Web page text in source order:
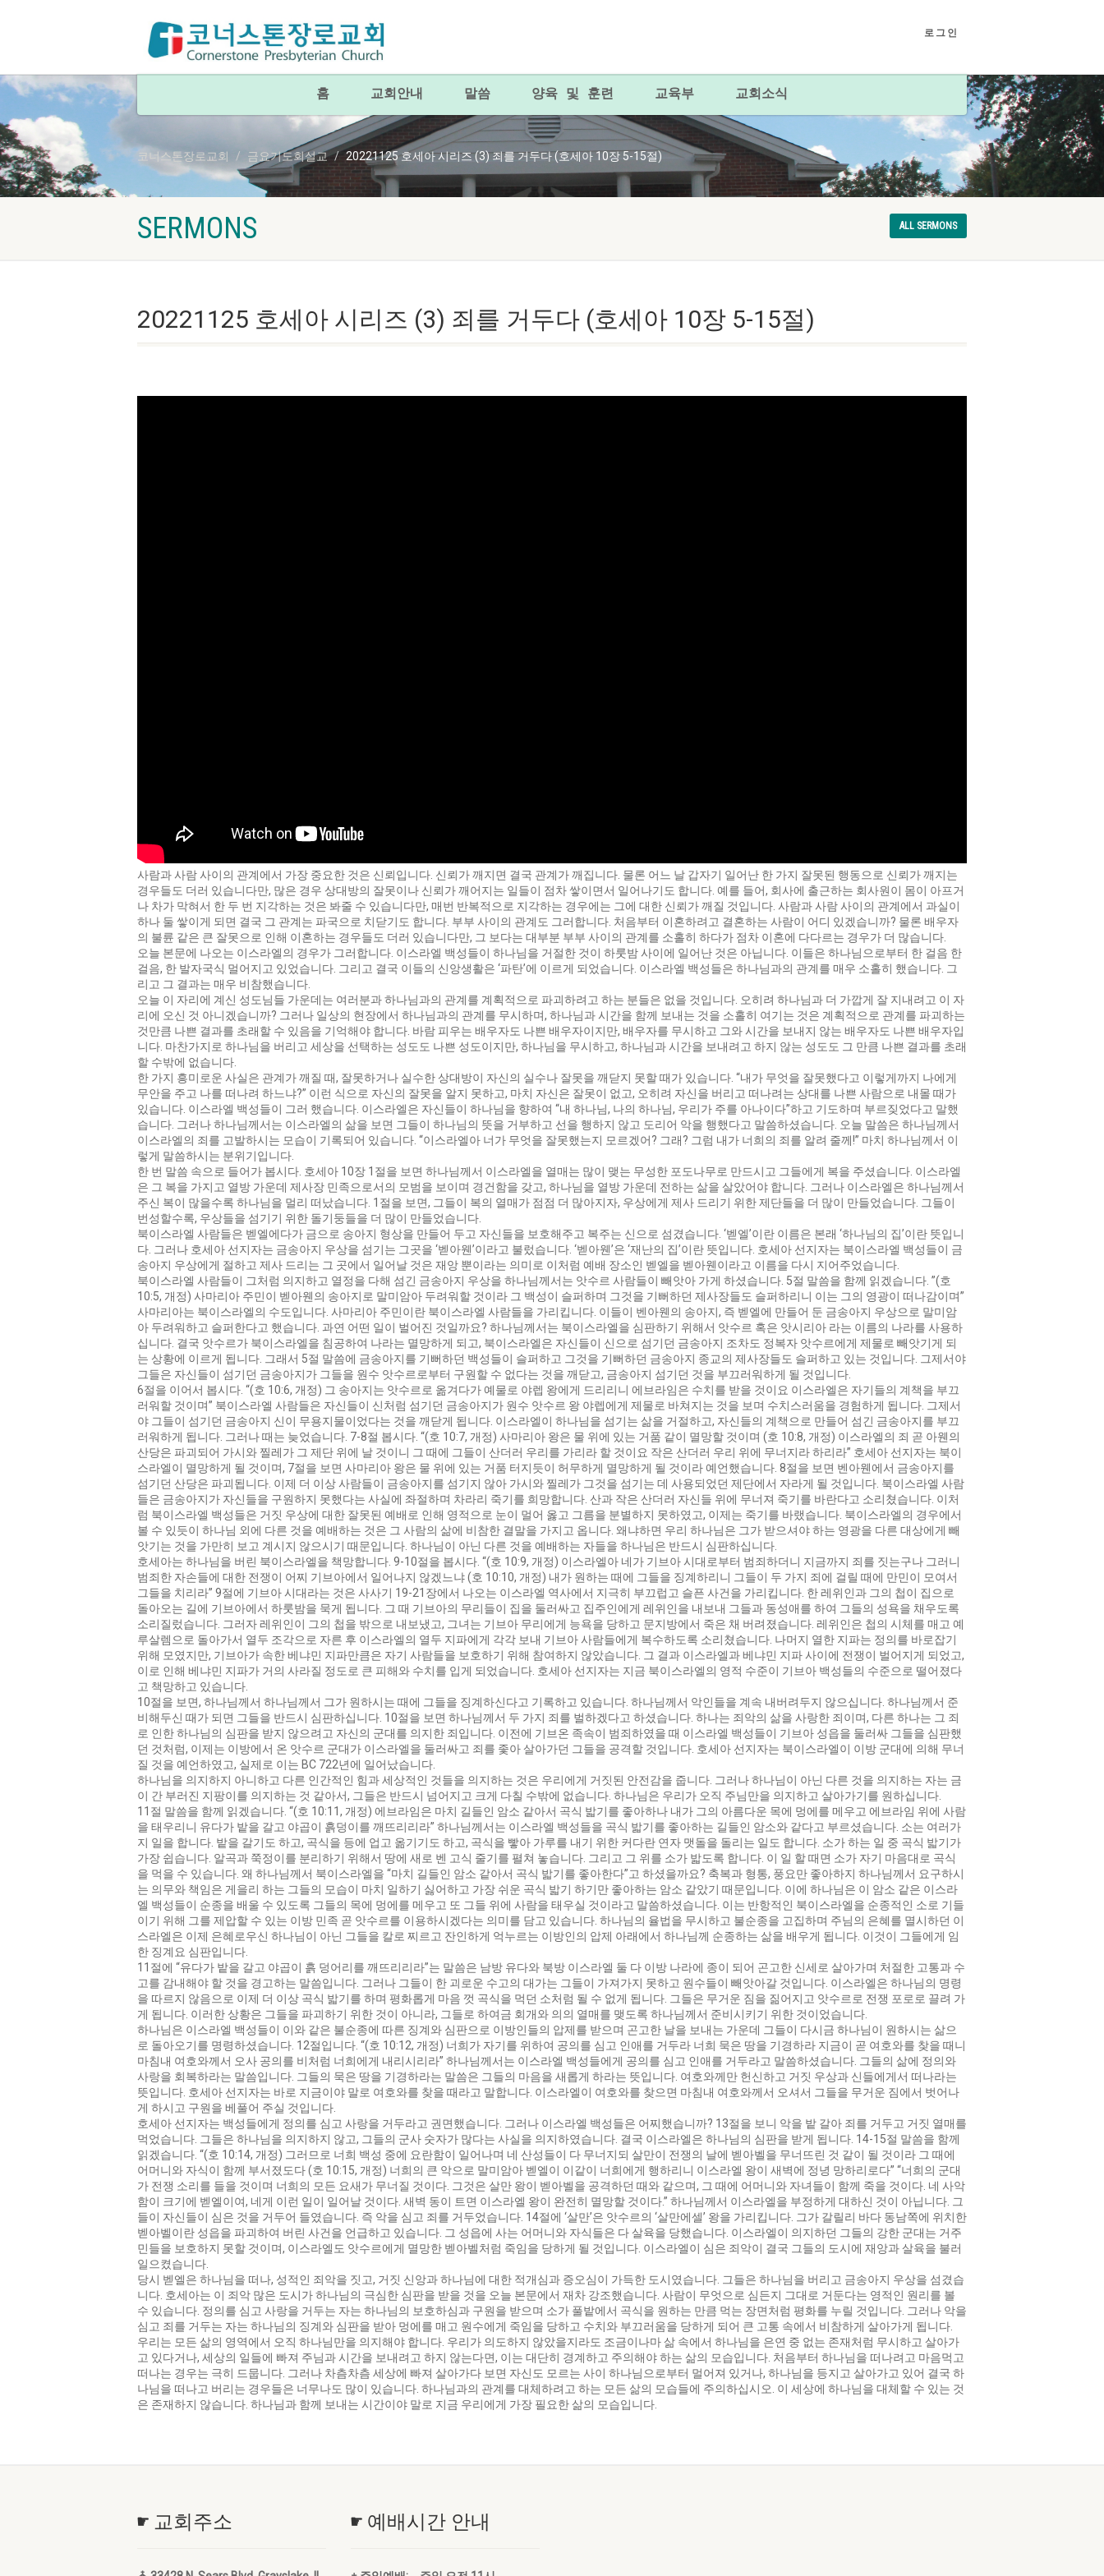
로그인
홈 교회안내 말씀 양육 및 훈련 교육부 교회소식
코너스톤장로교회 금요기도회설교 20221125 호세아 시리즈 (3) 죄를 거두다 (호세아 10장 5-15절)
SERMONS ALL SERMONS
20221125 호세아 시리즈 (3) 죄를 거두다 (호세아 10장 5-15절)
사람과 사람 사이의 관계에서 가장 중요한 것은 신뢰입니다. 신뢰가 깨지면 결국 관계가 깨집니다. 물론 어느 날 갑자기 일어난 한 가지 잘못된 행동으로 신뢰가 깨지는
경우들도 더러 있습니다만, 많은 경우 상대방의 잘못이나 신뢰가 깨어지는 일들이 점차 쌓이면서 일어나기도 합니다. 예를 들어, 회사에 출근하는 회사원이 몸이 아프거
나 차가 막혀서 한 두 번 지각하는 것은 봐줄 수 있습니다만, 매번 반복적으로 지각하는 경우에는 그에 대한 신뢰가 깨질 것입니다. 사람과 사람 사이의 관계에서 과실이
하나 둘 쌓이게 되면 결국 그 관계는 파국으로 치닫기도 합니다. 부부 사이의 관계도 그러합니다. 처음부터 이혼하려고 결혼하는 사람이 어디 있겠습니까? 물론 배우자
의 불륜 같은 큰 잘못으로 인해 이혼하는 경우들도 더러 있습니다만, 그 보다는 대부분 부부 사이의 관계를 소홀히 하다가 점차 이혼에 다다르는 경우가 더 많습니다.
오늘 본문에 나오는 이스라엘의 경우가 그러합니다. 이스라엘 백성들이 하나님을 거절한 것이 하룻밤 사이에 일어난 것은 아닙니다. 이들은 하나님으로부터 한 걸음 한
걸음, 한 발자국식 멀어지고 있었습니다. 그리고 결국 이들의 신앙생활은 ‘파탄’에 이르게 되었습니다. 이스라엘 백성들은 하나님과의 관계를 매우 소홀히 했습니다. 그
리고 그 결과는 매우 비참했습니다.
오늘 이 자리에 계신 성도님들 가운데는 여러분과 하나님과의 관계를 계획적으로 파괴하려고 하는 분들은 없을 것입니다. 오히려 하나님과 더 가깝게 잘 지내려고 이 자
리에 오신 것 아니겠습니까? 그러나 일상의 현장에서 하나님과의 관계를 무시하며, 하나님과 시간을 함께 보내는 것을 소홀히 여기는 것은 계획적으로 관계를 파괴하는
것만큼 나쁜 결과를 초래할 수 있음을 기억해야 합니다. 바람 피우는 배우자도 나쁜 배우자이지만, 배우자를 무시하고 그와 시간을 보내지 않는 배우자도 나쁜 배우자입
니다. 마찬가지로 하나님을 버리고 세상을 선택하는 성도도 나쁜 성도이지만, 하나님을 무시하고, 하나님과 시간을 보내려고 하지 않는 성도도 그 만큼 나쁜 결과를 초래
할 수밖에 없습니다.
한 가지 흥미로운 사실은 관계가 깨질 때, 잘못하거나 실수한 상대방이 자신의 실수나 잘못을 깨닫지 못할 때가 있습니다. “내가 무엇을 잘못했다고 이렇게까지 나에게
무안을 주고 나를 떠나려 하느냐?” 이런 식으로 자신의 잘못을 알지 못하고, 마치 자신은 잘못이 없고, 오히려 자신을 버리고 떠나려는 상대를 나쁜 사람으로 내몰 때가
있습니다. 이스라엘 백성들이 그러 했습니다. 이스라엘은 자신들이 하나님을 향하여 “내 하나님, 나의 하나님, 우리가 주를 아나이다”하고 기도하며 부르짖었다고 말했
습니다. 그러나 하나님께서는 이스라엘의 삶을 보면 그들이 하나님의 뜻을 거부하고 선을 행하지 않고 도리어 악을 행했다고 말씀하셨습니다. 오늘 말씀은 하나님께서
이스라엘의 죄를 고발하시는 모습이 기록되어 있습니다. “이스라엘아 너가 무엇을 잘못했는지 모르겠어? 그래? 그럼 내가 너희의 죄를 알려 줄께!” 마치 하나님께서 이
렇게 말씀하시는 분위기입니다.
한 번 말씀 속으로 들어가 봅시다. 호세아 10장 1절을 보면 하나님께서 이스라엘을 열매는 많이 맺는 무성한 포도나무로 만드시고 그들에게 복을 주셨습니다. 이스라엘
은 그 복을 가지고 열방 가운데 제사장 민족으로서의 모범을 보이며 경건함을 갖고, 하나님을 열방 가운데 전하는 삶을 살았어야 합니다. 그러나 이스라엘은 하나님께서
주신 복이 많을수록 하나님을 멀리 떠났습니다. 1절을 보면, 그들이 복의 열매가 점점 더 많아지자, 우상에게 제사 드리기 위한 제단들을 더 많이 만들었습니다. 그들이
번성할수록, 우상들을 섬기기 위한 돌기둥들을 더 많이 만들었습니다.
북이스라엘 사람들은 벧엘에다가 금으로 송아지 형상을 만들어 두고 자신들을 보호해주고 복주는 신으로 섬겼습니다. ‘벧엘’이란 이름은 본래 ‘하나님의 집’이란 뜻입니
다. 그러나 호세아 선지자는 금송아지 우상을 섬기는 그곳을 ‘벧아웬’이라고 불렀습니다. ‘벧아웬’은 ‘재난의 집’이란 뜻입니다. 호세아 선지자는 북이스라엘 백성들이 금
송아지 우상에게 절하고 제사 드리는 그 곳에서 일어날 것은 재앙 뿐이라는 의미로 이처럼 예배 장소인 벧엘을 벧아웬이라고 이름을 다시 지어주었습니다.
북이스라엘 사람들이 그처럼 의지하고 열정을 다해 섬긴 금송아지 우상을 하나님께서는 앗수르 사람들이 빼앗아 가게 하셨습니다. 5절 말씀을 함께 읽겠습니다. ”(호
10:5, 개정) 사마리아 주민이 벧아웬의 송아지로 말미암아 두려워할 것이라 그 백성이 슬퍼하며 그것을 기뻐하던 제사장들도 슬퍼하리니 이는 그의 영광이 떠나감이며”
사마리아는 북이스라엘의 수도입니다. 사마리아 주민이란 북이스라엘 사람들을 가리킵니다. 이들이 벤아웬의 송아지, 즉 벧엘에 만들어 둔 금송아지 우상으로 말미암
아 두려워하고 슬퍼한다고 했습니다. 과연 어떤 일이 벌어진 것일까요? 하나님께서는 북이스라엘을 심판하기 위해서 앗수르 혹은 앗시리아 라는 이름의 나라를 사용하
십니다. 결국 앗수르가 북이스라엘을 침공하여 나라는 멸망하게 되고, 북이스라엘은 자신들이 신으로 섬기던 금송아지 조차도 정복자 앗수르에게 제물로 빼앗기게 되
는 상황에 이르게 됩니다. 그래서 5절 말씀에 금송아지를 기뻐하던 백성들이 슬퍼하고 그것을 기뻐하던 금송아지 종교의 제사장들도 슬퍼하고 있는 것입니다. 그제서야
그들은 자신들이 섬기던 금송아지가 그들을 원수 앗수르로부터 구원할 수 없다는 것을 깨닫고, 금송아지 섬기던 것을 부끄러워하게 될 것입니다.
6절을 이어서 봅시다. “(호 10:6, 개정) 그 송아지는 앗수르로 옮겨다가 예물로 야렙 왕에게 드리리니 에브라임은 수치를 받을 것이요 이스라엘은 자기들의 계책을 부끄
러워할 것이며” 북이스라엘 사람들은 자신들이 신처럼 섬기던 금송아지가 원수 앗수르 왕 야렙에게 제물로 바쳐지는 것을 보며 수치스러움을 경험하게 됩니다. 그제서
야 그들이 섬기던 금송아지 신이 무용지물이었다는 것을 깨닫게 됩니다. 이스라엘이 하나님을 섬기는 삶을 거절하고, 자신들의 계책으로 만들어 섬긴 금송아지를 부끄
러워하게 됩니다. 그러나 때는 늦었습니다. 7-8절 봅시다. “(호 10:7, 개정) 사마리아 왕은 물 위에 있는 거품 같이 멸망할 것이며 (호 10:8, 개정) 이스라엘의 죄 곧 아웬의
산당은 파괴되어 가시와 찔레가 그 제단 위에 날 것이니 그 때에 그들이 산더러 우리를 가리라 할 것이요 작은 산더러 우리 위에 무너지라 하리라” 호세아 선지자는 북이
스라엘이 멸망하게 될 것이며, 7절을 보면 사마리아 왕은 물 위에 있는 거품 터지듯이 허무하게 멸망하게 될 것이라 예언했습니다. 8절을 보면 벤아웬에서 금송아지를
섬기던 산당은 파괴됩니다. 이제 더 이상 사람들이 금송아지를 섬기지 않아 가시와 찔레가 그것을 섬기는 데 사용되었던 제단에서 자라게 될 것입니다. 북이스라엘 사람
들은 금송아지가 자신들을 구원하지 못했다는 사실에 좌절하며 차라리 죽기를 희망합니다. 산과 작은 산더러 자신들 위에 무너져 죽기를 바란다고 소리쳤습니다. 이처
럼 북이스라엘 백성들은 거짓 우상에 대한 잘못된 예배로 인해 영적으로 눈이 멀어 옳고 그름을 분별하지 못하였고, 이제는 죽기를 바랬습니다. 북이스라엘의 경우에서
볼 수 있듯이 하나님 외에 다른 것을 예배하는 것은 그 사람의 삶에 비참한 결말을 가지고 옵니다. 왜냐하면 우리 하나님은 그가 받으셔야 하는 영광을 다른 대상에게 빼
앗기는 것을 가만히 보고 계시지 않으시기 때문입니다. 하나님이 아닌 다른 것을 예배하는 자들을 하나님은 반드시 심판하십니다.
호세아는 하나님을 버린 북이스라엘을 책망합니다. 9-10절을 봅시다. “(호 10:9, 개정) 이스라엘아 네가 기브아 시대로부터 범죄하더니 지금까지 죄를 짓는구나 그러니
범죄한 자손들에 대한 전쟁이 어찌 기브아에서 일어나지 않겠느냐 (호 10:10, 개정) 내가 원하는 때에 그들을 징계하리니 그들이 두 가지 죄에 걸릴 때에 만민이 모여서
그들을 치리라” 9절에 기브아 시대라는 것은 사사기 19-21장에서 나오는 이스라엘 역사에서 지극히 부끄럽고 슬픈 사건을 가리킵니다. 한 레위인과 그의 첩이 집으로
돌아오는 길에 기브아에서 하룻밤을 묵게 됩니다. 그 때 기브아의 무리들이 집을 둘러싸고 집주인에게 레위인을 내보내 그들과 동성애를 하여 그들의 성욕을 채우도록
소리질렀습니다. 그러자 레위인이 그의 첩을 밖으로 내보냈고, 그녀는 기브아 무리에게 능욕을 당하고 문지방에서 죽은 채 버려졌습니다. 레위인은 첩의 시체를 매고 예
루살렘으로 돌아가서 열두 조각으로 자른 후 이스라엘의 열두 지파에게 각각 보내 기브아 사람들에게 복수하도록 소리쳤습니다. 나머지 열한 지파는 정의를 바로잡기
위해 모였지만, 기브아가 속한 베냐민 지파만큼은 자기 사람들을 보호하기 위해 참여하지 않았습니다. 그 결과 이스라엘과 베냐민 지파 사이에 전쟁이 벌어지게 되었고,
이로 인해 베냐민 지파가 거의 사라질 정도로 큰 피해와 수치를 입게 되었습니다. 호세아 선지자는 지금 북이스라엘의 영적 수준이 기브아 백성들의 수준으로 떨어졌다
고 책망하고 있습니다.
10절을 보면, 하나님께서 하나님께서 그가 원하시는 때에 그들을 징계하신다고 기록하고 있습니다. 하나님께서 악인들을 계속 내버려두지 않으십니다. 하나님께서 준
비해두신 때가 되면 그들을 반드시 심판하십니다. 10절을 보면 하나님께서 두 가지 죄를 벌하겠다고 하셨습니다. 하나는 죄악의 삶을 사랑한 죄이며, 다른 하나는 그 죄
로 인한 하나님의 심판을 받지 않으려고 자신의 군대를 의지한 죄입니다. 이전에 기브온 족속이 범죄하였을 때 이스라엘 백성들이 기브아 성읍을 둘러싸 그들을 심판했
던 것처럼, 이제는 이방에서 온 앗수르 군대가 이스라엘을 둘러싸고 죄를 좇아 살아가던 그들을 공격할 것입니다. 호세아 선지자는 북이스라엘이 이방 군대에 의해 무너
질 것을 예언하였고, 실제로 이는 BC 722년에 일어났습니다.
하나님을 의지하지 아니하고 다른 인간적인 힘과 세상적인 것들을 의지하는 것은 우리에게 거짓된 안전감을 줍니다. 그러나 하나님이 아닌 다른 것을 의지하는 자는 금
이 간 부러진 지팡이를 의지하는 것 같아서, 그들은 반드시 넘어지고 크게 다칠 수밖에 없습니다. 하나님은 우리가 오직 주님만을 의지하고 살아가기를 원하십니다.
11절 말씀을 함께 읽겠습니다. “(호 10:11, 개정) 에브라임은 마치 길들인 암소 같아서 곡식 밟기를 좋아하나 내가 그의 아름다운 목에 멍에를 메우고 에브라임 위에 사람
을 태우리니 유다가 밭을 갈고 야곱이 흙덩이를 깨뜨리리라” 하나님께서는 이스라엘 백성들을 곡식 밟기를 좋아하는 길들인 암소와 같다고 부르셨습니다. 소는 여러가
지 일을 합니다. 밭을 갈기도 하고, 곡식을 등에 업고 옮기기도 하고, 곡식을 빻아 가루를 내기 위한 커다란 연자 맷돌을 돌리는 일도 합니다. 소가 하는 일 중 곡식 밟기가
가장 쉽습니다. 알곡과 쭉정이를 분리하기 위해서 땅에 새로 벤 고식 줄기를 펼쳐 놓습니다. 그리고 그 위를 소가 밟도록 합니다. 이 일 할 때면 소가 자기 마음대로 곡식
을 먹을 수 있습니다. 왜 하나님께서 북이스라엘을 “마치 길들인 암소 같아서 곡식 밟기를 좋아한다”고 하셨을까요? 축복과 형통, 풍요만 좋아하지 하나님께서 요구하시
는 의무와 책임은 게을리 하는 그들의 모습이 마치 일하기 싫어하고 가장 쉬운 곡식 밟기 하기만 좋아하는 암소 같았기 때문입니다. 이에 하나님은 이 암소 같은 이스라
엘 백성들이 순종을 배울 수 있도록 그들의 목에 멍에를 메우고 또 그들 위에 사람을 태우실 것이라고 말씀하셨습니다. 이는 반항적인 북이스라엘을 순종적인 소로 기들
이기 위해 그를 제압할 수 있는 이방 민족 곧 앗수르를 이용하시겠다는 의미를 담고 있습니다. 하나님의 율법을 무시하고 불순종을 고집하며 주님의 은혜를 멸시하던 이
스라엘은 이제 은혜로우신 하나님이 아닌 그들을 칼로 찌르고 잔인하게 억누르는 이방인의 압제 아래에서 하나님께 순종하는 삶을 배우게 됩니다. 이것이 그들에게 임
한 징계요 심판입니다.
11절에 “유다가 밭을 갈고 야곱이 흙 덩어리를 깨뜨리리라”는 말씀은 남방 유다와 북방 이스라엘 둘 다 이방 나라에 종이 되어 곤고한 신세로 살아가며 처절한 고통과 수
고를 감내해야 할 것을 경고하는 말씀입니다. 그러나 그들이 한 괴로운 수고의 대가는 그들이 가져가지 못하고 원수들이 빼앗아갈 것입니다. 이스라엘은 하나님의 명령
을 따르지 않음으로 이제 더 이상 곡식 밟기를 하며 평화롭게 마음 껏 곡식을 먹던 소처럼 될 수 없게 됩니다. 그들은 무거운 짐을 짊어지고 앗수르로 전쟁 포로로 끌려 가
게 됩니다. 이러한 상황은 그들을 파괴하기 위한 것이 아니라, 그들로 하여금 회개와 의의 열매를 맺도록 하나님께서 준비시키기 위한 것이었습니다.
하나님은 이스라엘 백성들이 이와 같은 불순종에 따른 징계와 심판으로 이방인들의 압제를 받으며 곤고한 날을 보내는 가운데 그들이 다시금 하나님이 원하시는 삶으
로 돌아오기를 명령하셨습니다. 12절입니다. “(호 10:12, 개정) 너희가 자기를 위하여 공의를 심고 인애를 거두라 너희 묵은 땅을 기경하라 지금이 곧 여호와를 찾을 때니
마침내 여호와께서 오사 공의를 비처럼 너희에게 내리시리라” 하나님께서는 이스라엘 백성들에게 공의를 심고 인애를 거두라고 말씀하셨습니다. 그들의 삶에 정의와
사랑을 회복하라는 말씀입니다. 그들의 묵은 땅을 기경하라는 말씀은 그들의 마음을 새롭게 하라는 뜻입니다. 여호와께만 헌신하고 거짓 우상과 신들에게서 떠나라는
뜻입니다. 호세아 선지자는 바로 지금이야 말로 여호와를 찾을 때라고 말합니다. 이스라엘이 여호와를 찾으면 마침내 여호와께서 오셔서 그들을 무거운 짐에서 벗어나
게 하시고 구원을 베풀어 주실 것입니다.
호세아 선지자는 백성들에게 정의를 심고 사랑을 거두라고 권면했습니다. 그러나 이스라엘 백성들은 어찌했습니까? 13절을 보니 악을 밭 갈아 죄를 거두고 거짓 열매를
먹었습니다. 그들은 하나님을 의지하지 않고, 그들의 군사 숫자가 많다는 사실을 의지하였습니다. 결국 이스라엘은 하나님의 심판을 받게 됩니다. 14-15절 말씀을 함께
읽겠습니다. “(호 10:14, 개정) 그러므로 너희 백성 중에 요란함이 일어나며 네 산성들이 다 무너지되 살만이 전쟁의 날에 벧아벨을 무너뜨린 것 같이 될 것이라 그 때에
어머니와 자식이 함께 부서졌도다 (호 10:15, 개정) 너희의 큰 악으로 말미암아 벧엘이 이같이 너희에게 행하리니 이스라엘 왕이 새벽에 정녕 망하리로다” “너희의 군대
가 전쟁 소리를 들을 것이며 너희의 모든 요새가 무너질 것이다. 그것은 살만 왕이 벧아벨을 공격하던 때와 같으며, 그 때에 어머니와 자녀들이 함께 죽을 것이다. 네 사악
함이 크기에 벧엘이여, 네게 이런 일이 일어날 것이다. 새벽 동이 트면 이스라엘 왕이 완전히 멸망할 것이다.” 하나님께서 이스라엘을 부정하게 대하신 것이 아닙니다. 그
들이 자신들이 심은 것을 거두어 들였습니다. 즉 악을 심고 죄를 거두었습니다. 14절에 ‘살만’은 앗수르의 ‘살만에셀’ 왕을 가리킵니다. 그가 갈릴리 바다 동남쪽에 위치한
벧아벨이란 성읍을 파괴하여 버린 사건을 언급하고 있습니다. 그 성읍에 사는 어머니와 자식들은 다 살육을 당했습니다. 이스라엘이 의지하던 그들의 강한 군대는 거주
민들을 보호하지 못할 것이며, 이스라엘도 앗수르에게 멸망한 벧아벨처럼 죽임을 당하게 될 것입니다. 이스라엘이 심은 죄악이 결국 그들의 도시에 재앙과 살육을 불러
일으켰습니다.
당시 벧엘은 하나님을 떠나, 성적인 죄악을 짓고, 거짓 신앙과 하나님에 대한 적개심과 증오심이 가득한 도시였습니다. 그들은 하나님을 버리고 금송아지 우상을 섬겼습
니다. 호세아는 이 죄악 많은 도시가 하나님의 극심한 심판을 받을 것을 오늘 본문에서 재차 강조했습니다. 사람이 무엇으로 심든지 그대로 거둔다는 영적인 원리를 볼
수 있습니다. 정의를 심고 사랑을 거두는 자는 하나님의 보호하심과 구원을 받으며 소가 풀밭에서 곡식을 원하는 만큼 먹는 장면처럼 평화를 누릴 것입니다. 그러나 악을
심고 죄를 거두는 자는 하나님의 징계와 심판을 받아 멍에를 매고 원수에게 죽임을 당하고 수치와 부끄러움을 당하게 되어 큰 고통 속에서 비참하게 살아가게 됩니다.
우리는 모든 삶의 영역에서 오직 하나님만을 의지해야 합니다. 우리가 의도하지 않았을지라도 조금이나마 삶 속에서 하나님을 은연 중 없는 존재처럼 무시하고 살아가
고 있다거나, 세상의 일들에 빠져 주님과 시간을 보내려고 하지 않는다면, 이는 대단히 경계하고 주의해야 하는 삶의 모습입니다. 처음부터 하나님을 떠나려고 마음먹고
떠나는 경우는 극히 드뭅니다. 그러나 차츰차츰 세상에 빠져 살아가다 보면 자신도 모르는 사이 하나님으로부터 멀어져 있거나, 하나님을 등지고 살아가고 있어 결국 하
나님을 떠나고 버리는 경우들은 너무나도 많이 있습니다. 하나님과의 관계를 대체하려고 하는 모든 삶의 모습들에 주의하십시오. 이 세상에 하나님을 대체할 수 있는 것
은 존재하지 않습니다. 하나님과 함께 보내는 시간이야 말로 지금 우리에게 가장 필요한 삶의 모습입니다.
☛ 교회주소 ☛ 예배시간 안내